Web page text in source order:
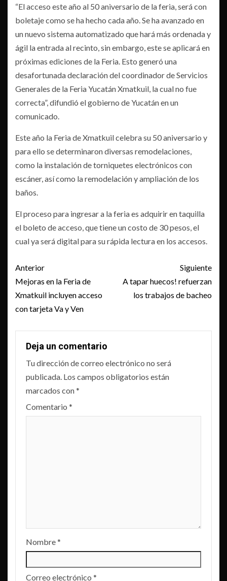
“El acceso este año al 50 aniversario de la feria, será con
boletaje como se ha hecho cada año. Se ha avanzado en
un nuevo sistema automatizado que hará más ordenada y
ágil la entrada al recinto, sin embargo, este se aplicará en
próximas ediciones de la Feria. Esto generó una
desafortunada declaración del coordinador de Servicios
Generales de la Feria Yucatán Xmatkuil, la cual no fue
correcta”, difundió el gobierno de Yucatán en un
comunicado.
Este año la Feria de Xmatkuil celebra su 50 aniversario y
para ello se determinaron diversas remodelaciones,
como la instalación de torniquetes electrónicos con
escáner, así como la remodelación y ampliación de los
baños.
El proceso para ingresar a la feria es adquirir en taquilla
el boleto de acceso, que tiene un costo de 30 pesos, el
cual ya será digital para su rápida lectura en los accesos.
Post
navigation
Anterior
Mejoras en la Feria de
Xmatkuil incluyen acceso
con tarjeta Va y Ven
Siguiente
A tapar huecos! refuerzan
los trabajos de bacheo
Deja un comentario
Tu dirección de correo electrónico no será
publicada. Los campos obligatorios están
marcados con*
Comentario *
Nombre*
Correo electrónico *